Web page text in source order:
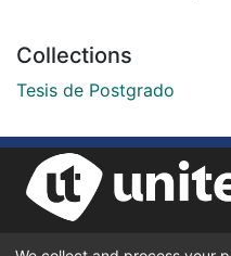
Collections
Tesis de Postgrado